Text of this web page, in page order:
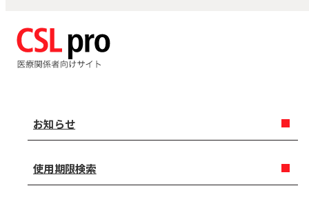
お知らせ
使用期限検索